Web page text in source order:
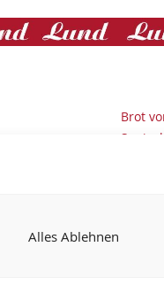
Alles Ablehnen
Brot